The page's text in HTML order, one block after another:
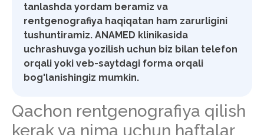
tanlashda yordam beramiz va
rentgenografiya haqiqatan ham zarurligini
tushuntiramiz. ANAMED klinikasida
uchrashuvga yozilish uchun biz bilan telefon
orqali yoki veb-saytdagi forma orqali
bog'lanishingiz mumkin.
Qachon rentgenografiya qilish
kerak va nima uchun haftalar